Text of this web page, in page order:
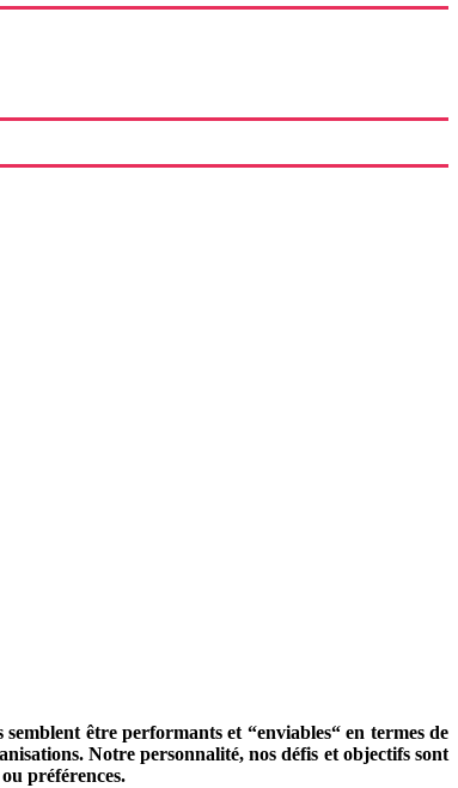
être performants et “enviables“ en termes de
Notre personnalité, nos défis et objectifs sont
préférences.